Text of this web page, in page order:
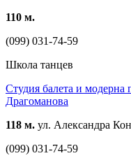
110 м.
(099) 031-74-59
Школа танцев
Студия балета и модерна
Драгоманова
118 м. ул. Александра
(099) 031-74-59